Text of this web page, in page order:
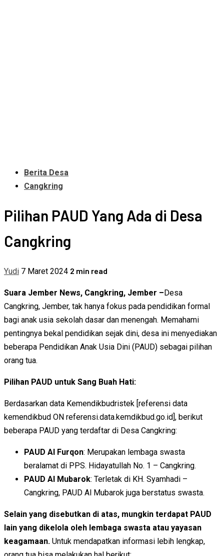
Berita Desa
Cangkring
Pilihan PAUD Yang Ada di Desa
Cangkring
Yudi 7 Maret 2024 2 min read
Suara Jember News, Cangkring, Jember – Desa
Cangkring, Jember, tak hanya fokus pada pendidikan formal
bagi anak usia sekolah dasar dan menengah. Memahami
pentingnya bekal pendidikan sejak dini, desa ini menyediakan
beberapa Pendidikan Anak Usia Dini (PAUD) sebagai pilihan
orang tua.
Pilihan PAUD untuk Sang Buah Hati:
Berdasarkan data Kemendikbudristek [referensi data
kemendikbud ON referensi.data.kemdikbud.go.id], berikut
beberapa PAUD yang terdaftar di Desa Cangkring:
PAUD Al Furqon: Merupakan lembaga swasta
beralamat di PPS. Hidayatullah No. 1 – Cangkring.
PAUD Al Mubarok: Terletak di KH. Syamhadi –
Cangkring, PAUD Al Mubarok juga berstatus swasta.
Selain yang disebutkan di atas, mungkin terdapat PAUD
lain yang dikelola oleh lembaga swasta atau yayasan
keagamaan. Untuk mendapatkan informasi lebih lengkap,